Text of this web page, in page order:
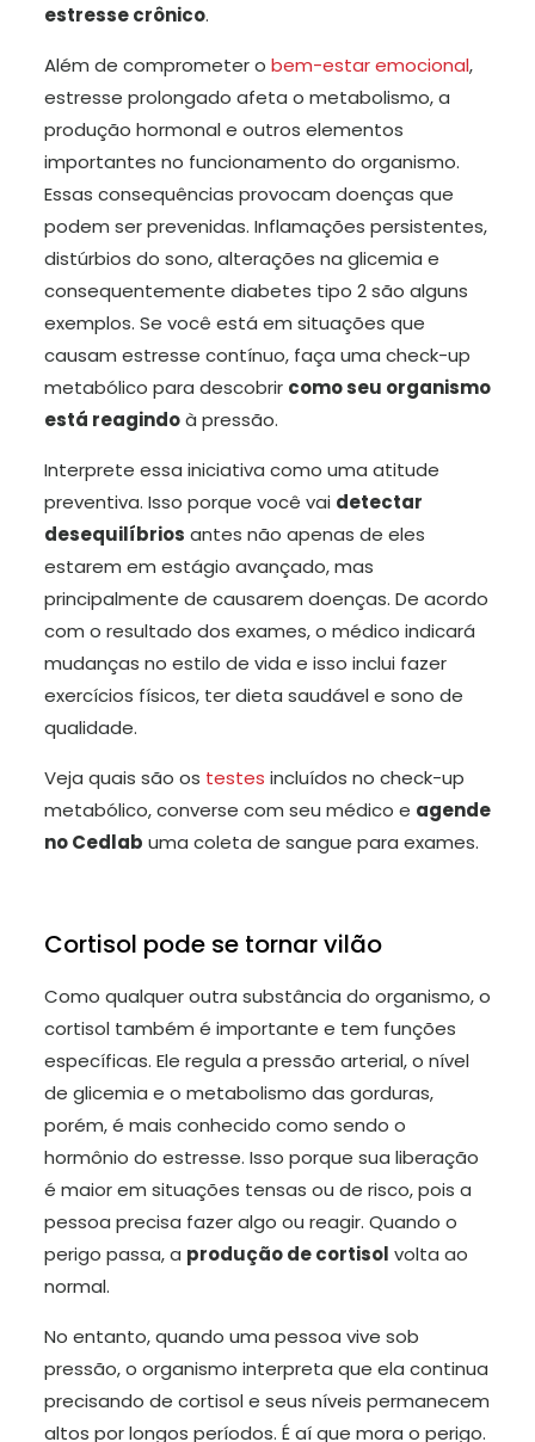
estresse crônico.
Além de comprometer o bem-estar emocional,
estresse prolongado afeta o metabolismo, a
produção hormonal e outros elementos
importantes no funcionamento do organismo.
Essas consequências provocam doenças que
podem ser prevenidas. Inflamações persistentes,
distúrbios do sono, alterações na glicemia e
consequentemente diabetes tipo 2 são alguns
exemplos. Se você está em situações que
causam estresse contínuo, faça uma check-up
metabólico para descobrir como seu organismo
está reagindoà pressão.
Interprete essa iniciativa como uma atitude
preventiva. Isso porque você vai detectar
desequilíbrios antes não apenas de eles
estarem em estágio avançado, mas
principalmente de causarem doenças. De acordo
com o resultado dos exames, o médico indicará
mudanças no estilo de vida e isso inclui fazer
exercícios físicos, ter dieta saudável e sono de
qualidade.
Veja quais são os testes incluídos no check-up
metabólico, converse com seu médico e agende
no Cedlab uma coleta de sangue para exames.
Cortisol pode se tornar vilão
Como qualquer outra substância do organismo, o
cortisol também é importante e tem funções
específicas. Ele regula a pressão arterial, o nível
de glicemia e o metabolismo das gorduras,
porém, é mais conhecido como sendo o
hormônio do estresse. Isso porque sua liberação
é maior em situações tensas ou de risco, pois a
pessoa precisa fazer algo ou reagir. Quando o
perigo passa, a produção de cortisol volta ao
normal.
No entanto, quando uma pessoa vive sob
pressão, o organismo interpreta que ela continua
precisando de cortisol e seus níveis permanecem
altos por longos períodos. É aí que mora o perigo.